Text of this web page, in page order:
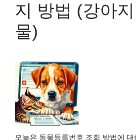
지 방법 (강아
물)
오늘은 동물등록번호 조회 방법에 대